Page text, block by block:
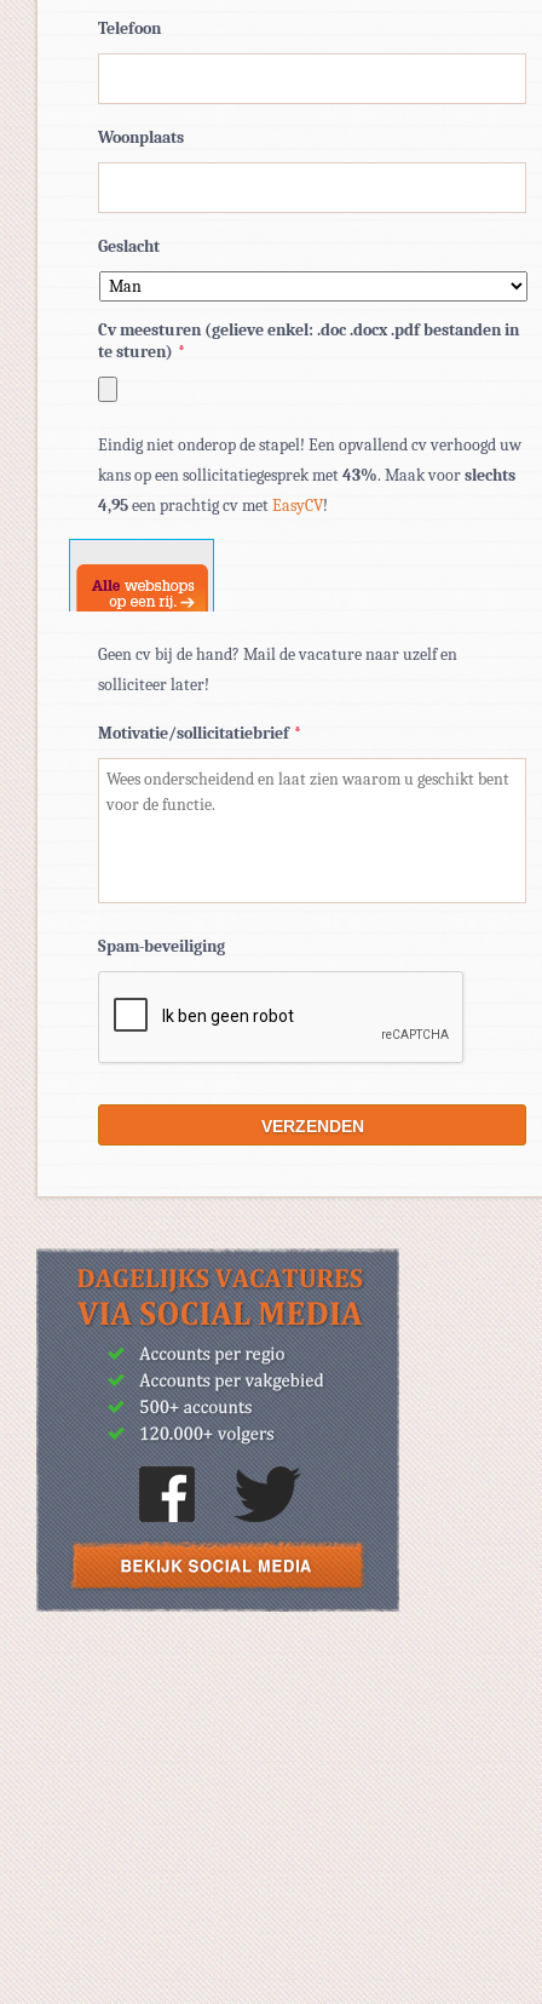
Telefoon
Woonplaats
Geslacht
Cv meesturen (gelieve enkel: .doc .docx .pdf bestanden in
te sturen) *
bestandstypen:
pdf,
doc,
docx.
Eindig niet onderop de stapel! Een opvallend cv verhoogd uw
kans op een sollicitatiegesprek met43%. Maak voorslechts
4,95een prachtig cv metEasyCV!
Geen cv bij de hand? Mail de vacature naar uzelf en
solliciteer later!
Motivatie/sollicitatiebrief *
Spam-beveiliging